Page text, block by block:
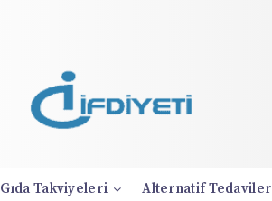
Gıda Takviyeleri Alternatif Tedaviler